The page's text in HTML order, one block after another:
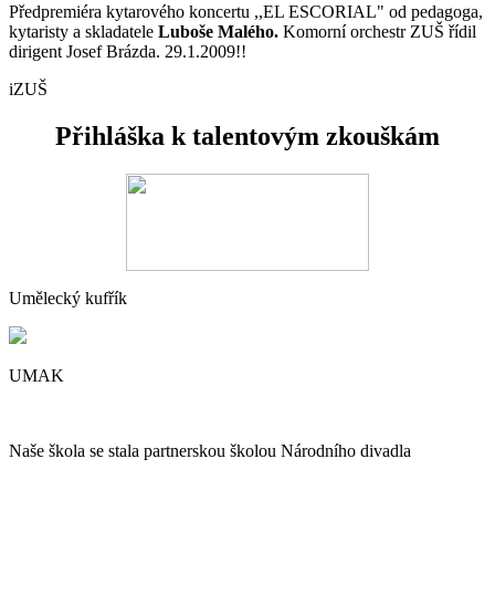
Předpremiéra kytarového koncertu ,,EL ESCORIAL" od pedagoga,
kytaristy a skladatele Luboše Malého. Komorní orchestr ZUŠ řídil
dirigent Josef Brázda. 29.1.2009!!
iZUŠ
Přihláška k talentovým zkouškám
Umělecký kufřík
UMAK
Naše škola se stala partnerskou školou Národního divadla